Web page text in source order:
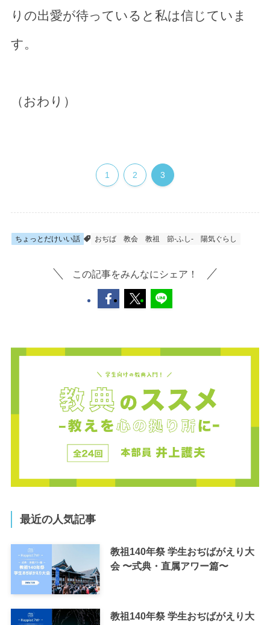
りの出愛が待っていると私は信じていま
す。
（おわり）
1 2 3
ちょっとだけいい話 おぢば 教会 教祖 節-ふし- 陽気ぐらし
この記事をみんなにシェア！
最近の人気記事
教祖140年祭 学生おぢばがえり大
会 〜式典・直属アワー篇〜
教祖140年祭 学生おぢばがえり大